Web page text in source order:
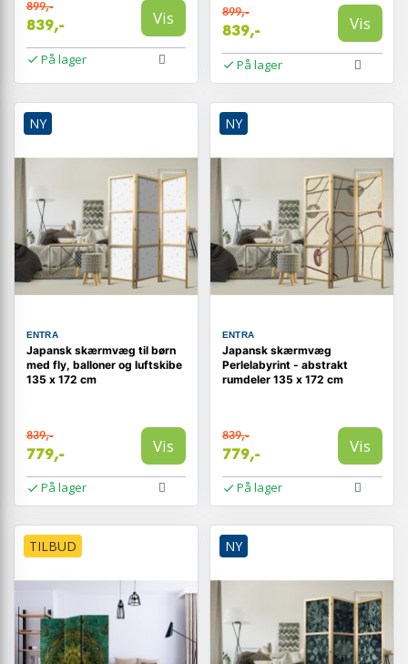
899,-
839,- Vis
På lager
899,-
839,- Vis
På lager
NY
ENTRA
Japansk skærmvæg til børn
med fly, balloner og luftskibe
135 x 172 cm
839,-
779,- Vis
På lager
NY
ENTRA
Japansk skærmvæg
Perlelabyrint - abstrakt
rumdeler 135 x 172 cm
839,-
779,- Vis
På lager
TILBUD NY